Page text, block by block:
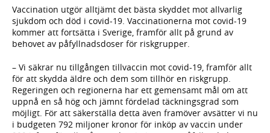
Vaccination utgör alltjämt det bästa skyddet mot allvarlig
sjukdom och död i covid-19. Vaccinationerna mot covid-19
kommer att fortsätta i Sverige, framför allt på grund av
behovet av påfyllnadsdoser för riskgrupper.
– Vi säkrar nu tillgången tillvaccin mot covid-19, framför allt
för att skydda äldre och dem som tillhör en riskgrupp.
Regeringen och regionerna har ett gemensamt mål om att
uppnå en så hög och jämnt fördelad täckningsgrad som
möjligt. För att säkerställa detta även framöver avsätter vi nu
i budgeten 792 miljoner kronor för inköp av vaccin under